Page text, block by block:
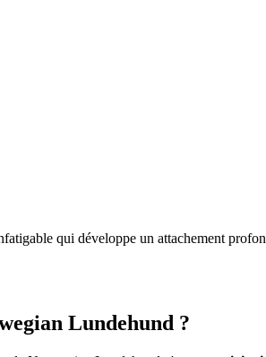
qui développe un attachement
Lundehund ?